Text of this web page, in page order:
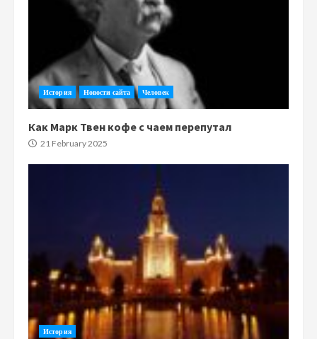
История Новости сайта Человек
Как Марк Твен кофе с чаем перепутал
21 February 2025
История